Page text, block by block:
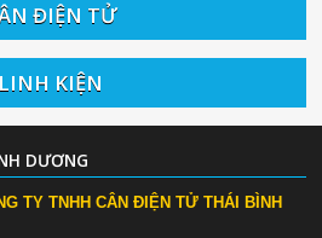
ĐIỆN TỬ
LINH KIỆN
DƯƠNG
TY TNHH CÂN ĐIỆN TỬ THÁI BÌNH